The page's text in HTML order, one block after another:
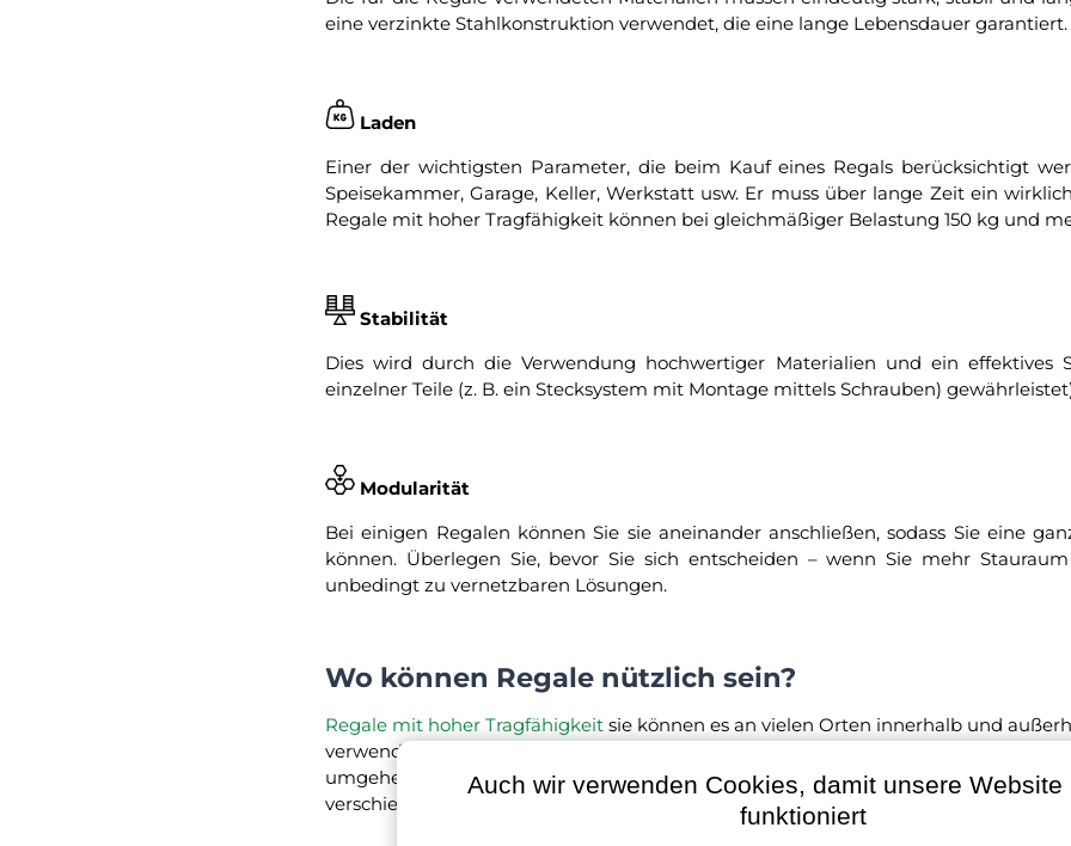
eine verzinkte Stahlkonstruktion verwendet, die eine lange Lebensdauer garantiert.
Laden
Einer der wichtigsten Parameter, die beim Kauf eines Regals berücksichtigt
Speisekammer, Garage, Keller, Werkstatt usw. Er muss über lange Zeit ein
Regale mit hoher Tragfähigkeit können bei gleichmäßiger Belastung 150 kg und
Stabilität
Dies wird durch die Verwendung hochwertiger Materialien und ein effektives
einzelner Teile (z. B. ein Stecksystem mit Montage mittels Schrauben)
Modularität
Bei einigen Regalen können Sie sie aneinander anschließen, sodass Sie eine
können. Überlegen Sie, bevor Sie sich entscheiden – wenn Sie mehr
unbedingt zu vernetzbaren Lösungen.
Wo können Regale nützlich sein?
Regale mit hoher Tragfähigkeit sie können es an vielen Orten innerhalb und
verwenden. Sie bieten viel Platz zum Verstauen aller möglichen Dinge, können
umgehen, sind stark, stabil, tief genug und man kann sie bei Bedarf problemlos an
verschieben. Wo können sie am meisten helfen?
Auch wir verwenden Cookies, damit unsere Website
funktioniert